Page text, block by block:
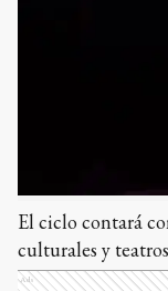
El ciclo contará
culturales y
Ads